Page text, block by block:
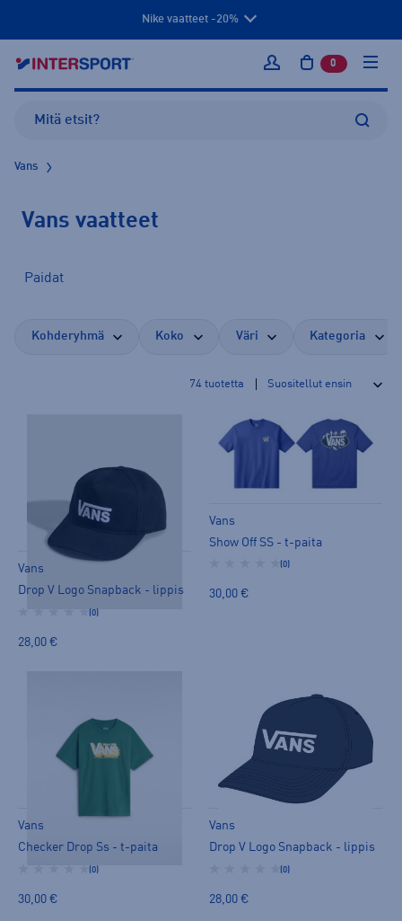
Nike vaatteet -20%
Kirjaudu sisään
0 tuotetta
Vans
Vans vaatteet
Paidat
Kohderyhmä Koko Väri Kategoria
74 tuotetta
Vans
Drop V Logo Snapback - lippis
(0)
28,00 €
Vans
Show Off SS - t-paita
(0)
30,00 €
Vans
Checker Drop Ss - t-paita
(0)
30,00 €
Vans
Drop V Logo Snapback - lippis
(0)
28,00 €